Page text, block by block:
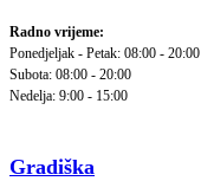
Radno vrijeme:
Ponedjeljak - Petak: 08:00 - 20:00
Subota: 08:00 - 20:00
Nedelja: 9:00 - 15:00
Gradiška